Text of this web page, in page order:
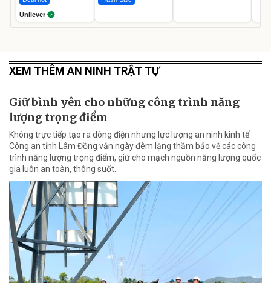
Unilever
XEM THÊM AN NINH TRẬT TỰ
Giữ bình yên cho những công trình năng
lượng trọng điểm
Không trực tiếp tạo ra dòng điện nhưng lực lượng an ninh kinh tế
Công an tỉnh Lâm Đồng vẫn ngày đêm lặng thầm bảo vệ các công
trình năng lượng trọng điểm, giữ cho mạch nguồn năng lượng quốc
gia luôn an toàn, thông suốt.